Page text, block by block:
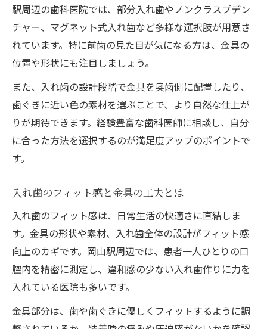
駅周辺の歯科医院では、部分入れ歯やノンクラスプデン
チャー、マグネット式入れ歯など多様な選択肢が用意さ
れています。特に前歯の見た目が気になる方は、金具の
位置や形状にも注目しましょう。
また、入れ歯の設計段階で金具を奥歯側に配置したり、
歯ぐきに近い色の素材を選ぶことで、より自然な仕上が
りが期待できます。経験豊富な歯科医師に相談し、自分
に合った方法を選択するのが満足度アップのポイントで
す。
入れ歯のフィット感と金具の工夫とは
入れ歯のフィット感は、日常生活の快適さに直結しま
す。金具の形状や素材、入れ歯全体の設計がフィット感
向上のカギです。岡山駅周辺では、患者一人ひとりの口
腔内を精密に測定し、違和感の少ない入れ歯作りに力を
入れている医院も多いです。
金具部分は、歯や歯ぐきに優しくフィットするように調